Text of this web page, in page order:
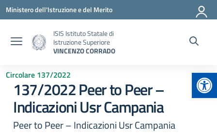
Vai ai contenuti
Vai al menu di navigazione
Vai al footer
Ministero dell'Istruzione e del Merito
ISIS Istituto Statale di
Istruzione Superiore
VINCENZO CORRADO
Circolare 137/2022
137/2022 Peer to Peer –
Indicazioni Usr Campania
Peer to Peer – Indicazioni Usr Campania